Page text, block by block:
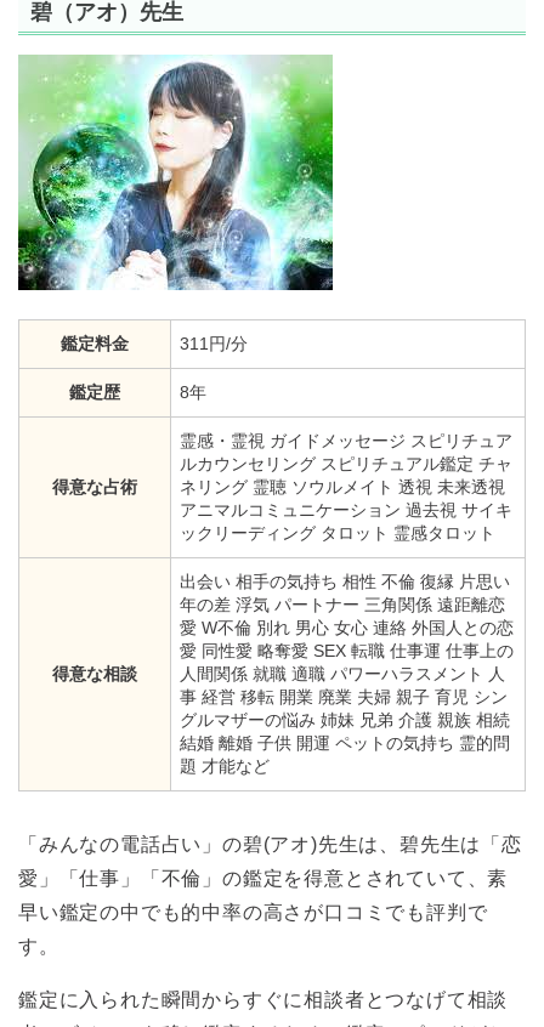
碧（アオ）先生
鑑定料金 311円/分
鑑定歴 8年
得意な占術
霊感・霊視 ガイドメッセージ スピリチュア
ルカウンセリング スピリチュアル鑑定 チャ
ネリング 霊聴 ソウルメイト 透視 未来透視
アニマルコミュニケーション 過去視 サイキ
ックリーディング タロット 霊感タロット
得意な相談
出会い 相手の気持ち 相性 不倫 復縁 片思い
年の差 浮気 パートナー 三角関係 遠距離恋
愛 W不倫 別れ 男心 女心 連絡 外国人との恋
愛 同性愛 略奪愛 SEX 転職 仕事運 仕事上の
人間関係 就職 適職 パワーハラスメント 人
事 経営 移転 開業 廃業 夫婦 親子 育児 シン
グルマザーの悩み 姉妹 兄弟 介護 親族 相続
結婚 離婚 子供 開運 ペットの気持ち 霊的問
題 才能など
「みんなの電話占い」の碧(アオ)先生は、碧先生は「恋
愛」「仕事」「不倫」の鑑定を得意とされていて、素
早い鑑定の中でも的中率の高さが口コミでも評判で
す。
鑑定に入られた瞬間からすぐに相談者とつなげて相談